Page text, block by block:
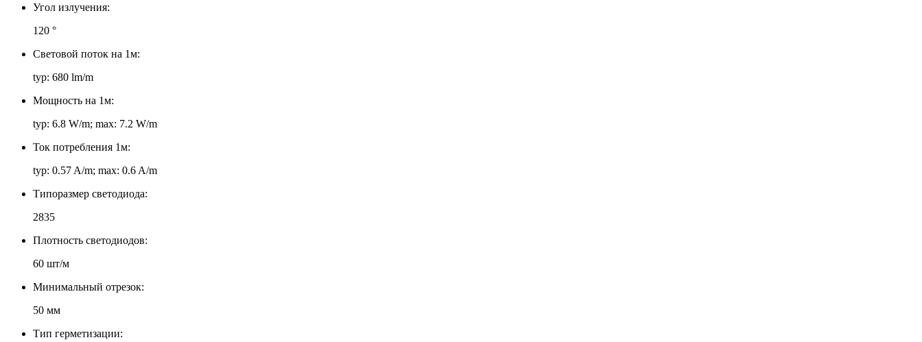
Угол излучения:
120 °
Световой поток на 1м:
typ: 680 lm/m
Мощность на 1м:
typ: 6.8 W/m; max: 7.2 W/m
Ток потребления 1м:
typ: 0.57 A/m; max: 0.6 A/m
Типоразмер светодиода:
2835
Плотность светодиодов:
60 шт/м
Минимальный отрезок:
50 мм
Тип герметизации: